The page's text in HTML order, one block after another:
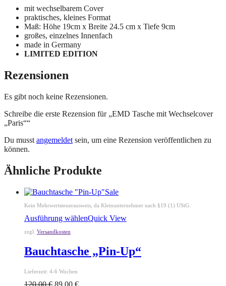
mit wechselbarem Cover
praktisches, kleines Format
Maß: Höhe 19cm x Breite 24.5 cm x Tiefe 9cm
großes, einzelnes Innenfach
made in Germany
LIMITED EDITION
Rezensionen
Es gibt noch keine Rezensionen.
Schreibe die erste Rezension für „EMD Tasche mit Wechselcover
„Paris““
Du musst angemeldet sein, um eine Rezension veröffentlichen zu
können.
Ähnliche Produkte
Sale
Kein Mehrwertsteuerausweis, da Kleinunternehmer nach §19 (1) UStG.
Ausführung wählenQuick View
zzgl. Versandkosten
Bauchtasche „Pin-Up“
Lieferzeit: 4-6 Wochen